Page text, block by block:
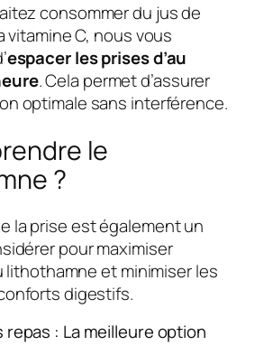
consommer du jus de
vitamine C, nous vous
espacer les prises d’au
. Cela permet d’assurer
optimale sans interférence.
le
?
la prise est également un
pour maximiser
lithothamne et minimiser les
digestifs.
repas : La meilleure option